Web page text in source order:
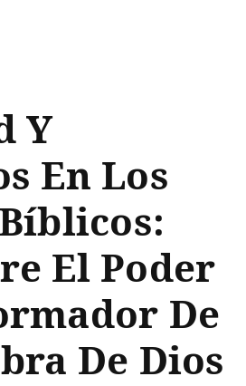
Y
En Los
El Poder
De
De Dios